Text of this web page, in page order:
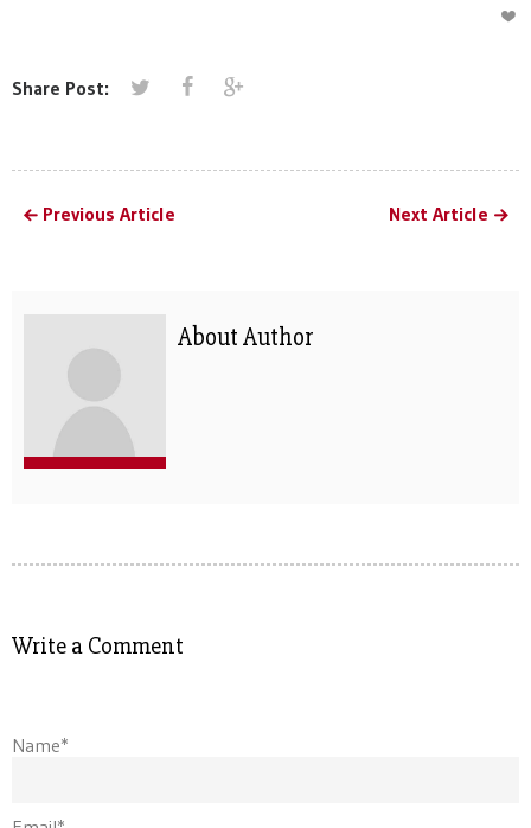
Share Post:
Previous Article Next Article
About Author
Write a Comment
Name*